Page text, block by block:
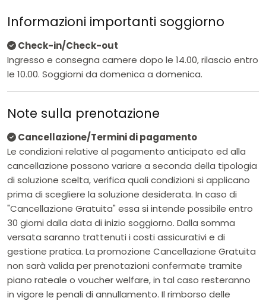
Informazioni importanti soggiorno
Check-in/Check-out
Ingresso e consegna camere dopo le 14.00, rilascio entro
le 10.00. Soggiorni da domenica a domenica.
Note sulla prenotazione
Cancellazione/Termini di pagamento
Le condizioni relative al pagamento anticipato ed alla
cancellazione possono variare a seconda della tipologia
di soluzione scelta, verifica quali condizioni si applicano
prima di scegliere la soluzione desiderata. In caso di
"Cancellazione Gratuita" essa si intende possibile entro
30 giorni dalla data di inizio soggiorno. Dalla somma
versata saranno trattenuti i costi assicurativi e di
gestione pratica. La promozione Cancellazione Gratuita
non sarà valida per prenotazioni confermate tramite
piano rateale o voucher welfare, in tal caso resteranno
in vigore le penali di annullamento. Il rimborso delle